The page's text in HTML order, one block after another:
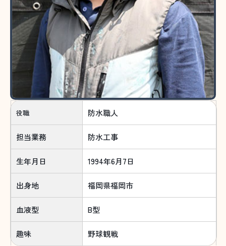
役職 防水職人
担当業務 防水工事
生年月日 1994年6月7日
出身地 福岡県福岡市
血液型 B型
趣味 野球観戦